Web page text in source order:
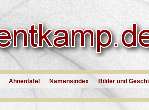
Ahnentafel Namensindex Bilder und